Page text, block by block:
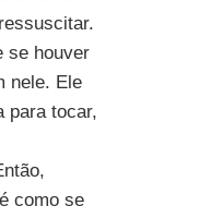
se houver
nele. Ele
para tocar,
como se